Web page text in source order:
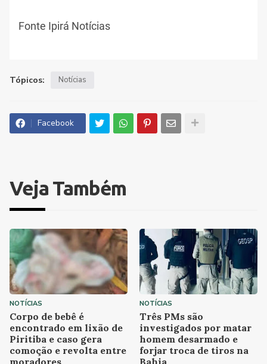
Fonte Ipirá Notícias
Tópicos: Notícias
Facebook
Veja Também
NOTÍCIAS
Corpo de bebê é
encontrado em lixão de
Piritiba e caso gera
comoção e revolta entre
moradores
NOTÍCIAS
Três PMs são
investigados por matar
homem desarmado e
forjar troca de tiros na
Bahia